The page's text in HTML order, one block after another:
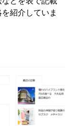
紹介していま